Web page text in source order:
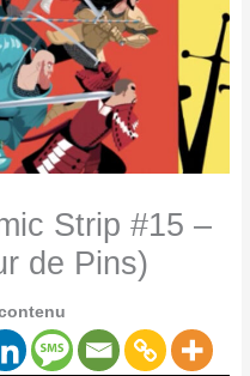
Strip #15 –
de Pins)